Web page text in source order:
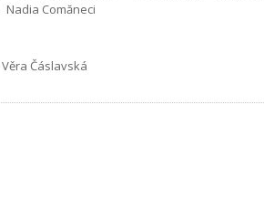
Nadia Comăneci
Věra Čáslavská